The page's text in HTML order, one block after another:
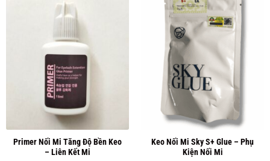
Primer Nối Mi Tăng Độ Bền Keo
– Liên Kết Mi
Keo Nối Mi Sky S+ Glue – Phụ
Kiện Nối Mi